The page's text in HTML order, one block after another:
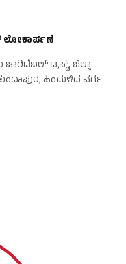
ಲೋಕಾರ್ಪಣೆ
ಟ್ರಸ್ಟ್‌, ಜಿಲ್ಲಾ
ಹಿಂದುಳಿದ ವರ್ಗ